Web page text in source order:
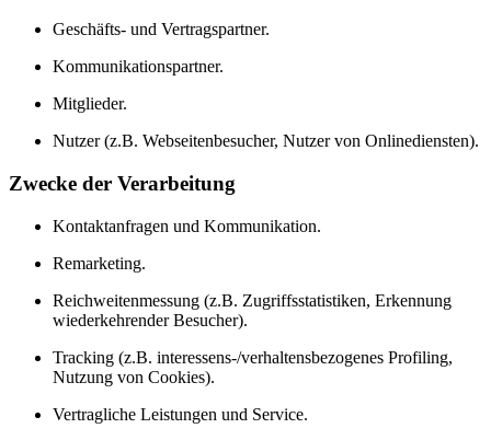
Geschäfts- und Vertragspartner.
Kommunikationspartner.
Mitglieder.
Nutzer (z.B. Webseitenbesucher, Nutzer von Onlinediensten).
Zwecke der Verarbeitung
Kontaktanfragen und Kommunikation.
Remarketing.
Reichweitenmessung (z.B. Zugriffsstatistiken, Erkennung
wiederkehrender Besucher).
Tracking (z.B. interessens-/verhaltensbezogenes Profiling,
Nutzung von Cookies).
Vertragliche Leistungen und Service.